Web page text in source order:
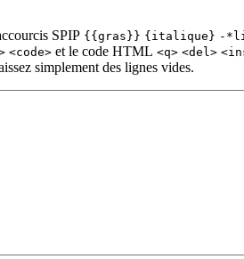
SPIP {{gras}} {italique} -
<code> et le code HTML <q> <del>
simplement des lignes vides.